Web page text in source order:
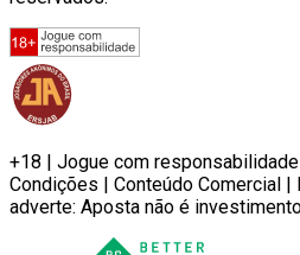
+18 | Jogue com
Condições | Conteúdo Comercial
adverte: Aposta não é